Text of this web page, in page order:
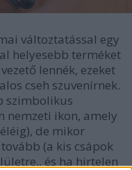
változtatással egy
helyesebb terméket
lennék, ezeket
cseh szuvenírnek.
szimbolikus
nemzeti ikon, amely
de mikor
(a kis csápok
és ha hirtelen